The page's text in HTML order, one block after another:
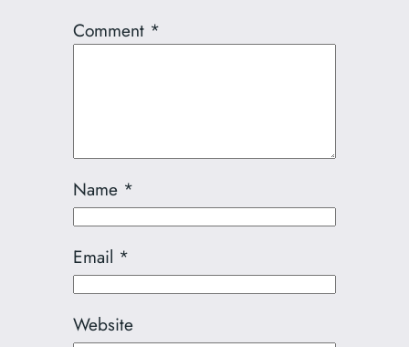
Comment *
Name *
Email *
Website